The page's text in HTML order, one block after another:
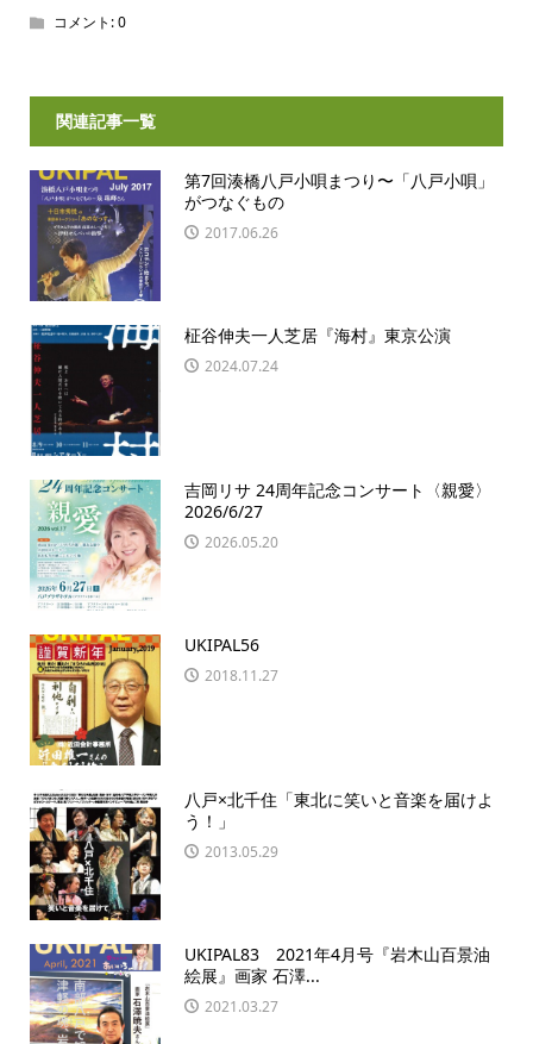
コメント:0
関連記事一覧
第7回湊橋八戸小唄まつり〜「八戸小唄」
がつなぐもの
2017.06.26
柾谷伸夫一人芝居『海村』東京公演
2024.07.24
吉岡リサ 24周年記念コンサート〈親愛〉
2026/6/27
2026.05.20
UKIPAL56
2018.11.27
八戸×北千住「東北に笑いと音楽を届けよ
う！」
2013.05.29
UKIPAL83 2021年4月号『岩木山百景油
絵展』画家 石澤...
2021.03.27